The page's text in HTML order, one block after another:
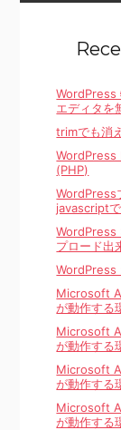
WordPress
エディタを
trimでも消
WordPress
(PHP)
WordPress
javascript
WordPress
プロード出
WordPress
Microsoft
が動作する
Microsoft
が動作する
Microsoft
が動作する
Microsoft
が動作する